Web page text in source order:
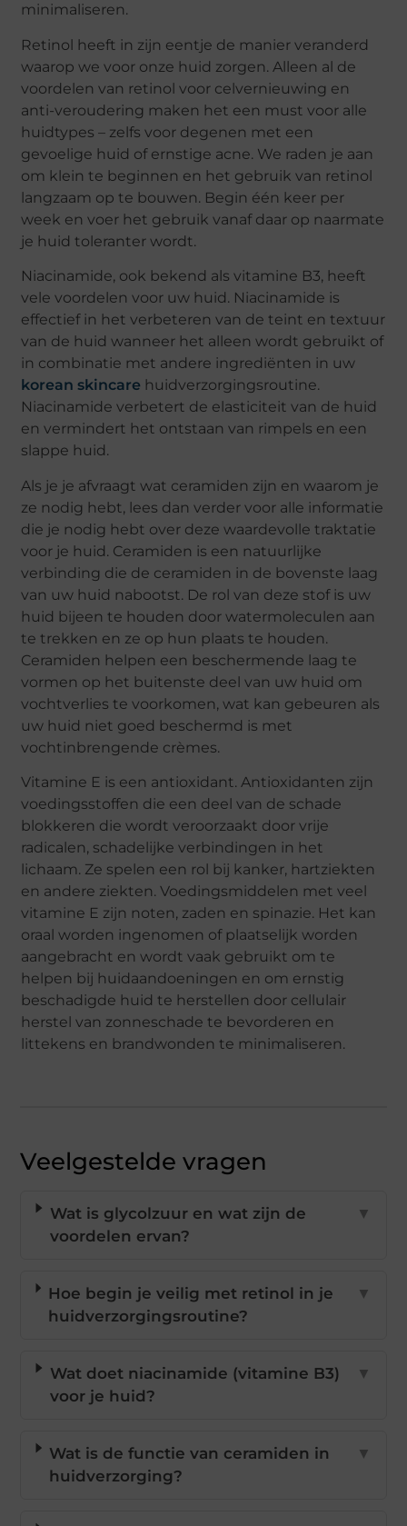
minimaliseren.
Retinol heeft in zijn eentje de manier veranderd
waarop we voor onze huid zorgen. Alleen al de
voordelen van retinol voor celvernieuwing en
anti-veroudering maken het een must voor alle
huidtypes – zelfs voor degenen met een
gevoelige huid of ernstige acne. We raden je aan
om klein te beginnen en het gebruik van retinol
langzaam op te bouwen. Begin één keer per
week en voer het gebruik vanaf daar op naarmate
je huid toleranter wordt.
Niacinamide, ook bekend als vitamine B3, heeft
vele voordelen voor uw huid. Niacinamide is
effectief in het verbeteren van de teint en textuur
van de huid wanneer het alleen wordt gebruikt of
in combinatie met andere ingrediënten in uw
korean skincare huidverzorgingsroutine.
Niacinamide verbetert de elasticiteit van de huid
en vermindert het ontstaan van rimpels en een
slappe huid.
Als je je afvraagt wat ceramiden zijn en waarom je
ze nodig hebt, lees dan verder voor alle informatie
die je nodig hebt over deze waardevolle traktatie
voor je huid. Ceramiden is een natuurlijke
verbinding die de ceramiden in de bovenste laag
van uw huid nabootst. De rol van deze stof is uw
huid bijeen te houden door watermoleculen aan
te trekken en ze op hun plaats te houden.
Ceramiden helpen een beschermende laag te
vormen op het buitenste deel van uw huid om
vochtverlies te voorkomen, wat kan gebeuren als
uw huid niet goed beschermd is met
vochtinbrengende crèmes.
Vitamine E is een antioxidant. Antioxidanten zijn
voedingsstoffen die een deel van de schade
blokkeren die wordt veroorzaakt door vrije
radicalen, schadelijke verbindingen in het
lichaam. Ze spelen een rol bij kanker, hartziekten
en andere ziekten. Voedingsmiddelen met veel
vitamine E zijn noten, zaden en spinazie. Het kan
oraal worden ingenomen of plaatselijk worden
aangebracht en wordt vaak gebruikt om te
helpen bij huidaandoeningen en om ernstig
beschadigde huid te herstellen door cellulair
herstel van zonneschade te bevorderen en
littekens en brandwonden te minimaliseren.
Veelgestelde vragen
Wat is glycolzuur en wat zijn de
voordelen ervan?
▼
Hoe begin je veilig met retinol in je
huidverzorgingsroutine?
▼
Wat doet niacinamide (vitamine B3)
voor je huid?
▼
Wat is de functie van ceramiden in
huidverzorging?
▼